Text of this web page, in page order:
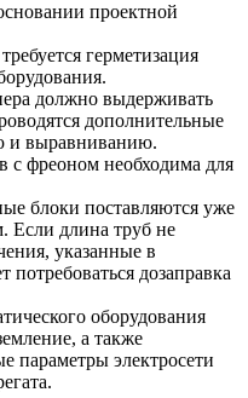
проектной
герметизация
должно выдерживать
дополнительные
и выравниванию.
с фреоном необходима для
блоки поставляются уже
Если длина труб не
указанные в
потребоваться дозаправка
оборудования
а также
параметры электросети